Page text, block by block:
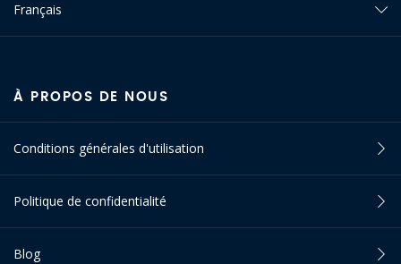
Français
À PROPOS DE NOUS
Conditions générales d'utilisation
Politique de confidentialité
Blog